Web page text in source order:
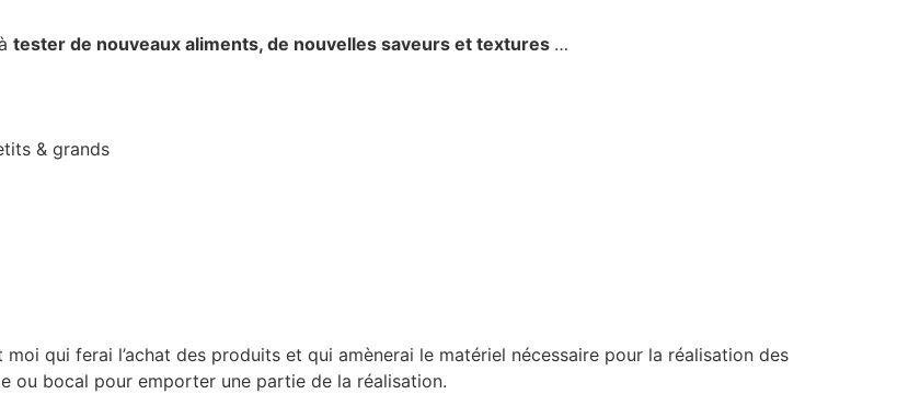
tester de nouveaux aliments, de nouvelles saveurs et textures …
& grands
qui ferai l’achat des produits et qui amènerai le matériel nécessaire pour la réalisation des
ou bocal pour emporter une partie de la réalisation.